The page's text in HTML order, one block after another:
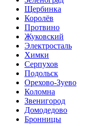
Щербинка
Королёв
Протвино
Жуковский
Электросталь
Химки
Серпухов
Подольск
Орехово-Зуево
Коломна
Звенигород
Домодедово
Бронницы